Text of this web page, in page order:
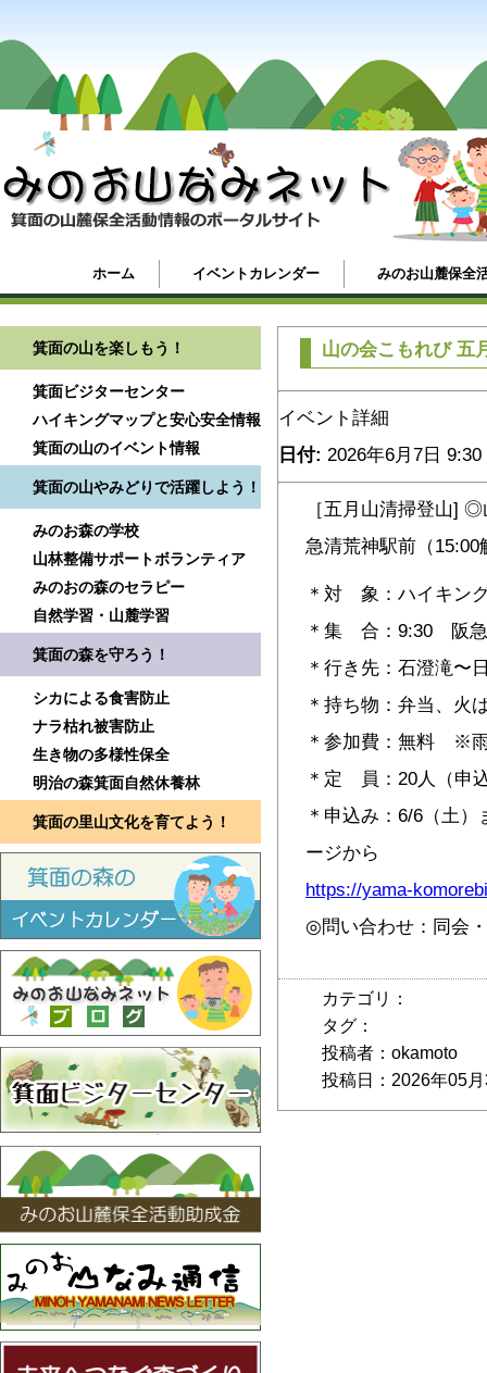
ホーム イベントカレンダー みのお山麓保全
箕面の山を楽しもう！
箕面ビジターセンター
ハイキングマップと安心安全情報
箕面の山のイベント情報
箕面の山やみどりで活躍しよう！
みのお森の学校
山林整備サポートボランティア
みのおの森のセラピー
自然学習・山麓学習
箕面の森を守ろう！
シカによる食害防止
ナラ枯れ被害防止
生き物の多様性保全
明治の森箕面自然休養林
箕面の里山文化を育てよう！
山の会こもれび 五
イベント詳細
日付: 2026年6月7日 9:30
［五月山清掃登山]
急清荒神駅前（15:00
＊対 象：ハイキン
＊集 合：9:30 阪急
＊行き先：石澄滝〜
＊持ち物：弁当、火
＊参加費：無料 ※
＊定 員：20人（申
＊申込み：6/6（土
ージから
https://yama-
◎問い合わせ：同会
カテゴリ：
タグ：
投稿者：okamoto
投稿日：2026年05